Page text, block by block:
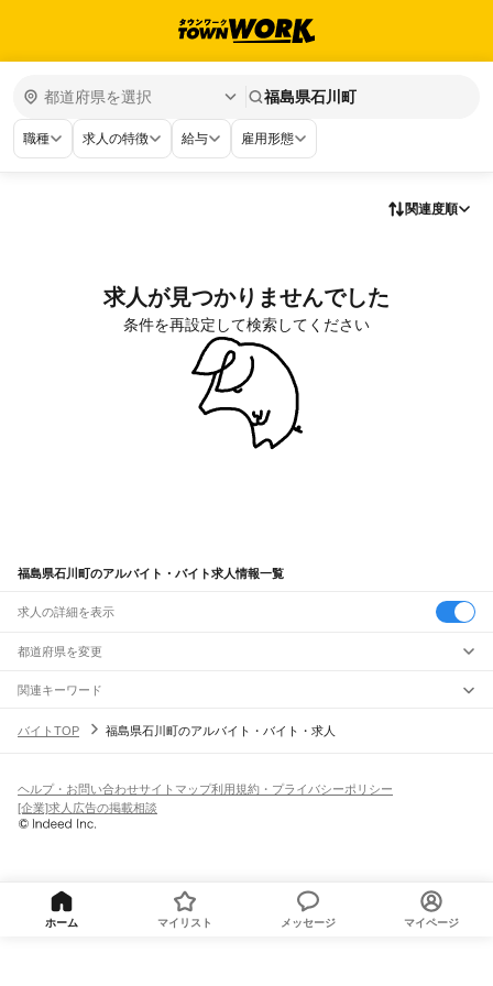
福島県石川町
職種 求人の特徴 給与 雇用形態
関連度順
求人が見つかりませんでした
条件を再設定して検索してください
福島県石川町のアルバイト・バイト求人情報一覧
求人の詳細を表示
都道府県を変更
関連キーワード
石川県 金沢市 福島印刷
バイトTOP 福島県石川町のアルバイト・バイト・求人
ヘルプ・お問い合わせサイトマップ利用規約・プライバシーポリシー
[企業]求人広告の掲載相談
ホーム マイリスト メッセージ マイページ